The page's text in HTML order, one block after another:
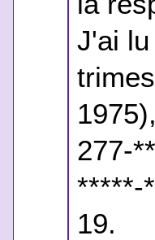
J'ai lu
277-
*****-
19.